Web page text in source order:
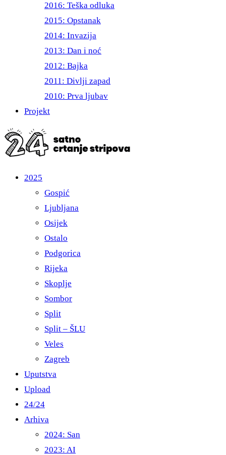
2016: Teška odluka
2015: Opstanak
2014: Invazija
2013: Dan i noć
2012: Bajka
2011: Divlji zapad
2010: Prva ljubav
Projekt
2025
Gospić
Ljubljana
Osijek
Ostalo
Podgorica
Rijeka
Skoplje
Sombor
Split
Split – ŠLU
Veles
Zagreb
Uputstva
Upload
24/24
Arhiva
2024: San
2023: AI